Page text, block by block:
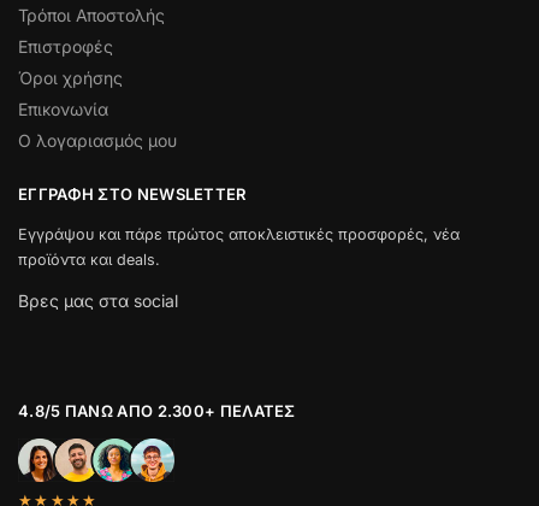
Τρόποι Αποστολής
Επιστροφές
Όροι χρήσης
Επικονωνία
Ο λογαριασμός μου
ΕΓΓΡΑΦΉ ΣΤΟ NEWSLETTER
Εγγράψου και πάρε πρώτος αποκλειστικές προσφορές, νέα
προϊόντα και deals.
Βρες μας στα social
4.8/5 ΠΆΝΩ ΑΠΌ 2.300+ ΠΕΛΆΤΕΣ
★★★★★